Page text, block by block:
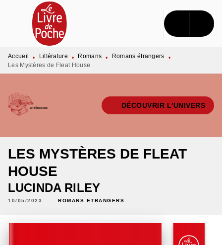
MENU RECHERCHE CONTENU
PIED DE PAGE
Accueil • Littérature • Romans • Romans étrangers
•
Les Mystères de Fleat House
DÉCOUVRIR L'UNIVERS
LES MYSTÈRES DE FLEAT
HOUSE
LUCINDA RILEY
10/05/2023 ROMANS ÉTRANGERS